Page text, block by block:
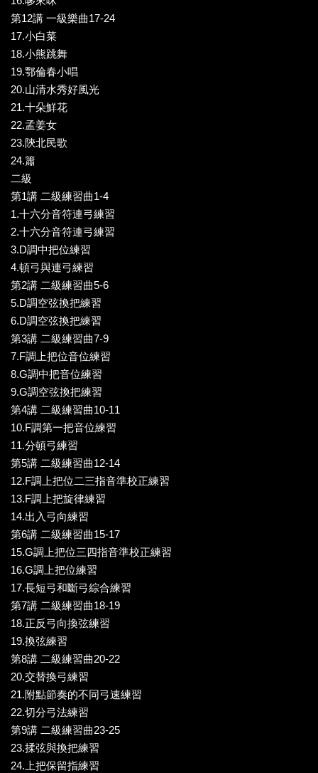
第12講 一級樂曲17-24
17.小白菜
18.小熊跳舞
19.鄂倫春小唱
20.山清水秀好風光
21.十朵鮮花
22.孟姜女
23.陝北民歌
24.簫
二級
第1講 二級練習曲1-4
1.十六分音符連弓練習
2.十六分音符連弓練習
3.D調中把位練習
4.頓弓與連弓練習
第2講 二級練習曲5-6
5.D調空弦換把練習
6.D調空弦換把練習
第3講 二級練習曲7-9
7.F調上把位音位練習
8.G調中把音位練習
9.G調空弦換把練習
第4講 二級練習曲10-11
10.F調第一把音位練習
11.分頓弓練習
第5講 二級練習曲12-14
12.F調上把位二三指音準校正練習
13.F調上把旋律練習
14.出入弓向練習
第6講 二級練習曲15-17
15.G調上把位三四指音準校正練習
16.G調上把位練習
17.長短弓和斷弓綜合練習
第7講 二級練習曲18-19
18.正反弓向換弦練習
19.換弦練習
第8講 二級練習曲20-22
20.交替換弓練習
21.附點節奏的不同弓速練習
22.切分弓法練習
第9講 二級練習曲23-25
23.揉弦與換把練習
24.上把保留指練習